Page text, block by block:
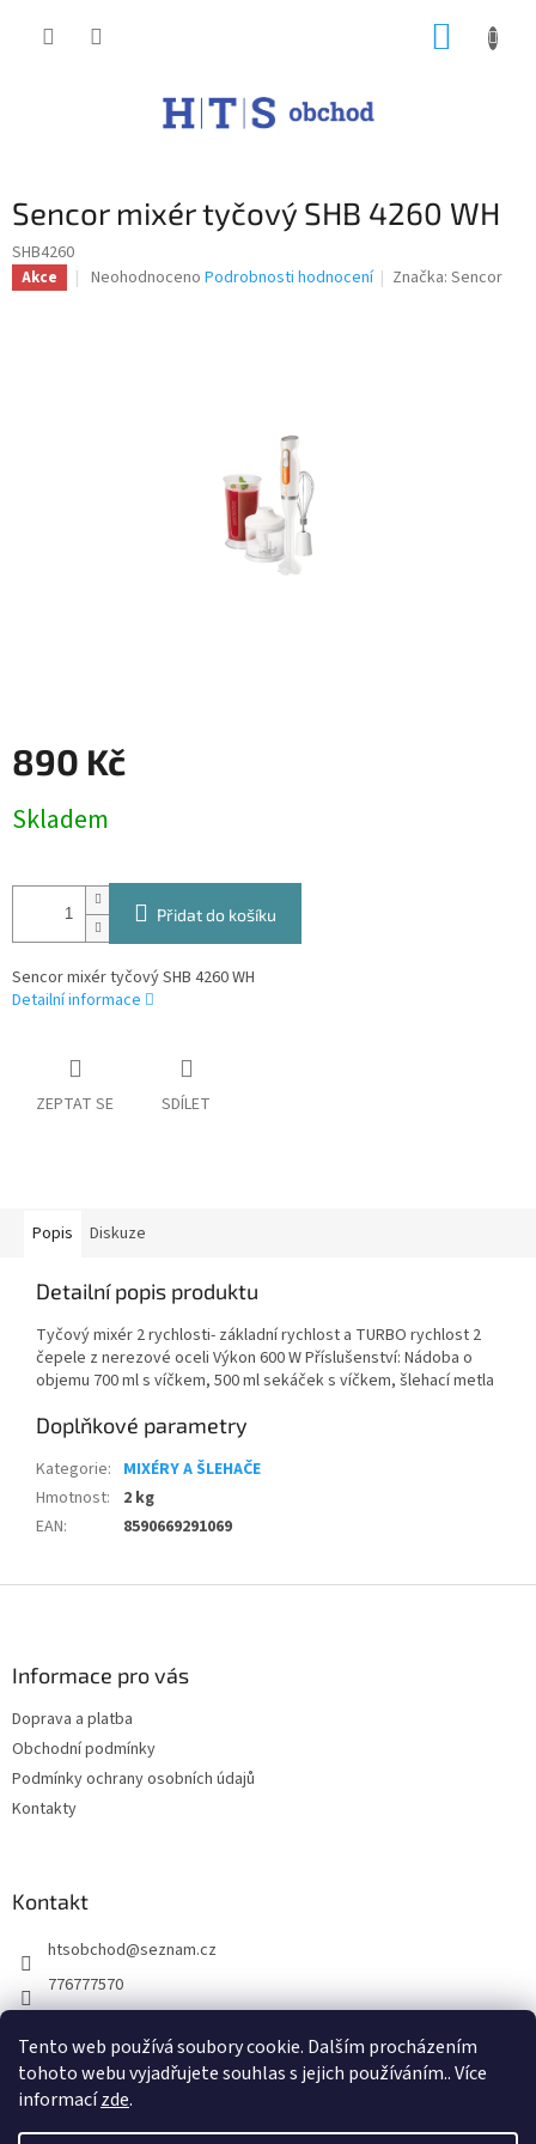
Tento web používá soubory cookie. Dalším procházením
tohoto webu vyjadřujete souhlas s jejich používáním.. Více
informacízde.
Sencor mixér tyčový SHB 4260 WH
SHB4260
Akce
Průměrné
Neohodnoceno Podrobnosti hodnocení Značka:Sencor
890 Kč
cena:
Skladem
Přidat do košíku
Sencor mixér tyčový SHB 4260 WH
Detailní informace
ZEPTAT SE SDÍLET
Popis Diskuze
Detailní popis produktu
Tyčový mixér 2 rychlosti- základní rychlost a TURBO rychlost 2
čepele z nerezové oceli Výkon 600 W Příslušenství: Nádoba o
objemu 700 ml s víčkem, 500 ml sekáček s víčkem, šlehací metla
Doplňkové parametry
Kategorie: MIXÉRY A ŠLEHAČE
Hmotnost:
2 kg
EAN: 8590669291069
Informace pro vás
Doprava a platba
Obchodní podmínky
Podmínky ochrany osobních údajů
Kontakty
Kontakt
htsobchod@seznam.cz
776777570
https://www.facebook.com/Elektro-Vr%C5%A1ovick%C3%A1-229
214624677338